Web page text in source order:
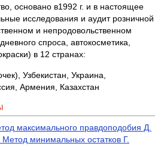
основано в1992 г. и в настоящее
исследования и аудит розничной
и непродовольственном
спроса, автокосметика,
в 12 странах:
Узбекистан, Украина,
Армения, Казахстан
максимального правдоподобия Д.
минимальных остатков Г.